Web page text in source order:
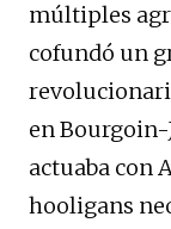
múltiples
cofundó un
en Bourgoin-
actuaba con
hooligans